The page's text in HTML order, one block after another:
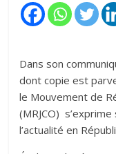
Dans son
dont copie est
le Mouvement de
(MRJCO)
l’actualité en